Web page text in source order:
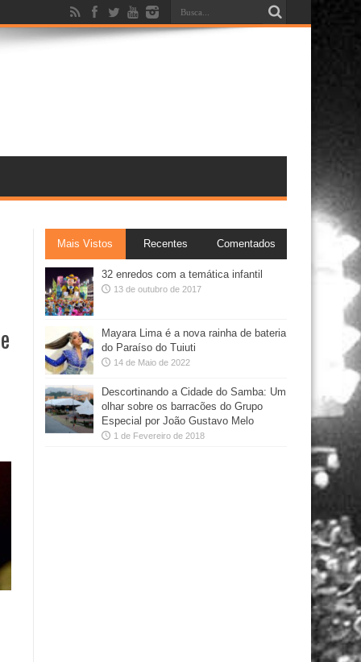
Mais Vistos Recentes Comentados
32 enredos com a temática infantil
13 de outubro de 2017
Mayara Lima é a nova rainha de bateria
do Paraíso do Tuiuti
14 de Maio de 2022
Descortinando a Cidade do Samba: Um
olhar sobre os barracões do Grupo
Especial por João Gustavo Melo
1 de Fevereiro de 2018